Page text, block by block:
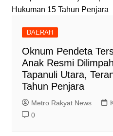
DAERAH
Oknum Pendeta
Anak Resmi
Tapanuli Utara,
Tahun Penjara
Metro Rakyat News
0